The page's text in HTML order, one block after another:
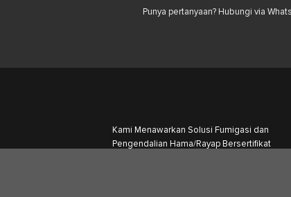
Punya pertanyaan? Hubungi via
Kami Menawarkan Solusi Fumigasi dan
Pengendalian Hama/Rayap Bersertifikat